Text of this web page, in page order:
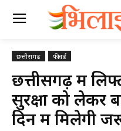
छत्तीसगढ़ फीचर्ड
छत्तीसगढ़ में
सुरक्षा को लेकर
दिन में मिलेगी